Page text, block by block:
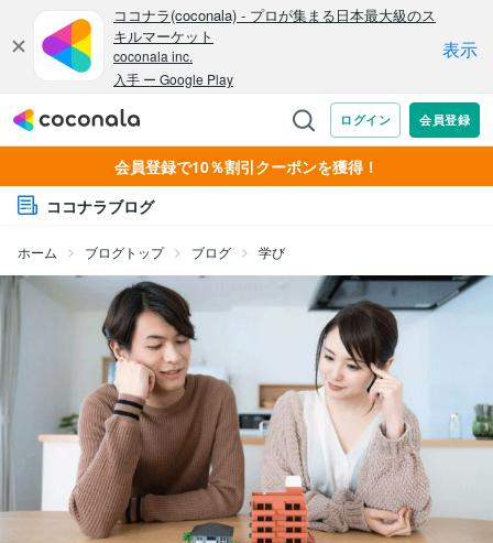
会員登録で10％割引クーポンを獲得！
ココナラブログ
ホーム ブログトップ ブログ 学び